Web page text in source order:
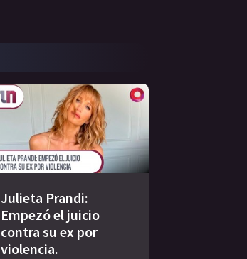
Julieta Prandi:
Empezó el juicio
contra su ex por
violencia.